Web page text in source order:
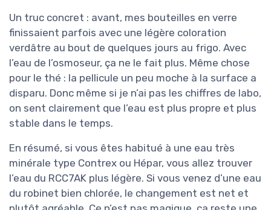
Un truc concret : avant, mes bouteilles en verre
finissaient parfois avec une légère coloration
verdâtre au bout de quelques jours au frigo. Avec
l’eau de l’osmoseur, ça ne le fait plus. Même chose
pour le thé : la pellicule un peu moche à la surface a
disparu. Donc même si je n’ai pas les chiffres de labo,
on sent clairement que l’eau est plus propre et plus
stable dans le temps.
En résumé, si vous êtes habitué à une eau très
minérale type Contrex ou Hépar, vous allez trouver
l’eau du RCC7AK plus légère. Si vous venez d’une eau
du robinet bien chlorée, le changement est net et